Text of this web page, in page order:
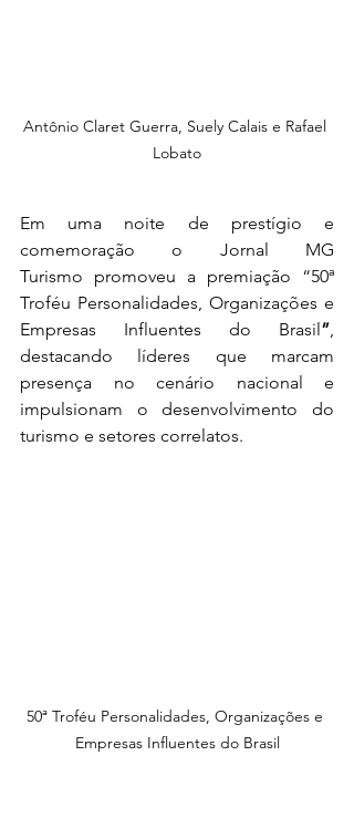
Antônio Claret Guerra, Suely Calais e Rafael
Lobato
Em uma noite de prestígio e
comemoração o Jornal MG
Turismo promoveu a premiação “50ª
Troféu Personalidades, Organizações e
Empresas Influentes do Brasil ”,
destacando líderes que marcam
presença no cenário nacional e
impulsionam o desenvolvimento do
turismo e setores correlatos.
50ª Troféu Personalidades, Organizações e
Empresas Influentes do Brasil